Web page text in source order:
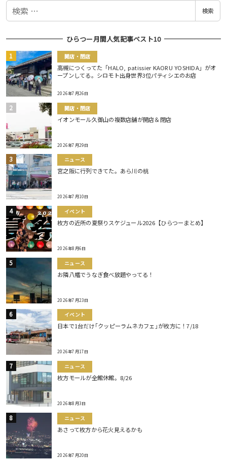
検
検索
ひらつー月間人気記事ベスト10
開店・閉店
高槻につくってた「HALO, patissier KAORU YOSHIDA」がオ
ープンしてる。シロモト出身世界3位パティシエのお店
2026年7月26日
開店・閉店
イオンモール久御山の複数店舗が開店＆閉店
2026年7月29日
ニュース
宮之阪に行列できてた。あら川の桃
2026年7月10日
イベント
枚方の近所の夏祭りスケジュール2026【ひらつーまとめ】
2026年8月6日
ニュース
お隣八幡でうなぎ食べ放題やってる！
2026年7月23日
イベント
日本で1台だけ｢クッピーラムネカフェ｣が枚方に！7/18
2026年7月17日
ニュース
枚方モールが全館休館。8/26
2026年8月3日
ニュース
あさって枚方から花火見えるかも
2026年7月20日